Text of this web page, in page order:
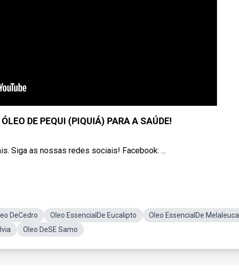
DE PEQUI (PIQUIÁ) PARA A SAÚDE!
Siga as nossas redes sociais! Facebook: ...
DeCedro Oleo EssencialDe Eucalipto
Oleo EssencialDe Melaleuca
Oleo DeSE Samo